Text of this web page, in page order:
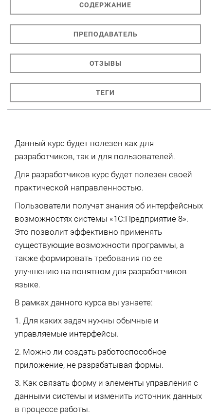
СОДЕРЖАНИЕ
ПРЕПОДАВАТЕЛЬ
ОТЗЫВЫ
ТЕГИ
Данный курс будет полезен как для
разработчиков, так и для пользователей.
Для разработчиков курс будет полезен своей
практической направленностью.
Пользователи получат знания об интерфейсных
возможностях системы «1С:Предприятие 8».
Это позволит эффективно применять
существующие возможности программы, а
также формировать требования по ее
улучшению на понятном для разработчиков
языке.
В рамках данного курса вы узнаете:
1. Для каких задач нужны обычные и
управляемые интерфейсы.
2. Можно ли создать работоспособное
приложение, не разрабатывая формы.
3. Как связать форму и элементы управления с
данными системы и изменить источник данных
в процессе работы.